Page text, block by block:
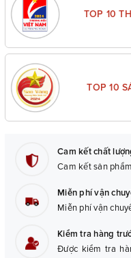
TOP 10
TOP 10
Cam kết chất
Cam kết sản
Miễn phí vận
Miễn phí vận
Kiểm tra hàng
Được kiểm tra